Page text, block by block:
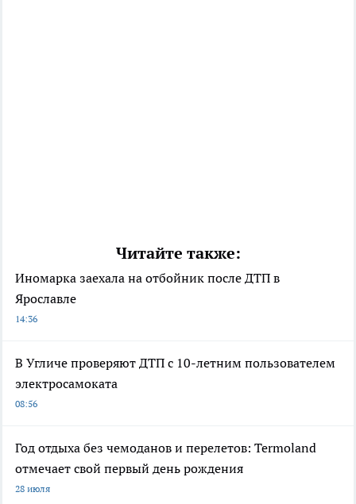
Читайте также:
Иномарка заехала на отбойник после ДТП в
Ярославле
14:36
В Угличе проверяют ДТП с 10-летним пользователем
электросамоката
08:56
Год отдыха без чемоданов и перелетов: Termoland
отмечает свой первый день рождения
28 июля